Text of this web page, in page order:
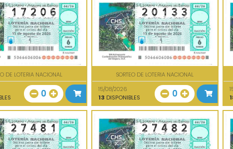
DE LOTERIA NACIONAL
0
SORTEO DE LOTERIA NACIONAL
15/08/2026
13 DISPONIBLES 0